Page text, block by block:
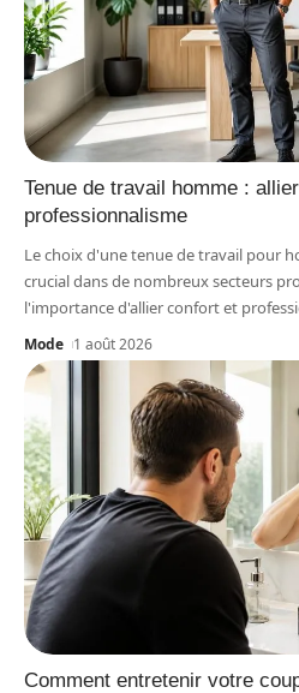
Tenue de travail homme :
professionnalisme
Le choix d'une tenue de travail pour
crucial dans de nombreux secteurs
l'importance d'allier confort et
Mode 1 août 2026
Comment entretenir votre